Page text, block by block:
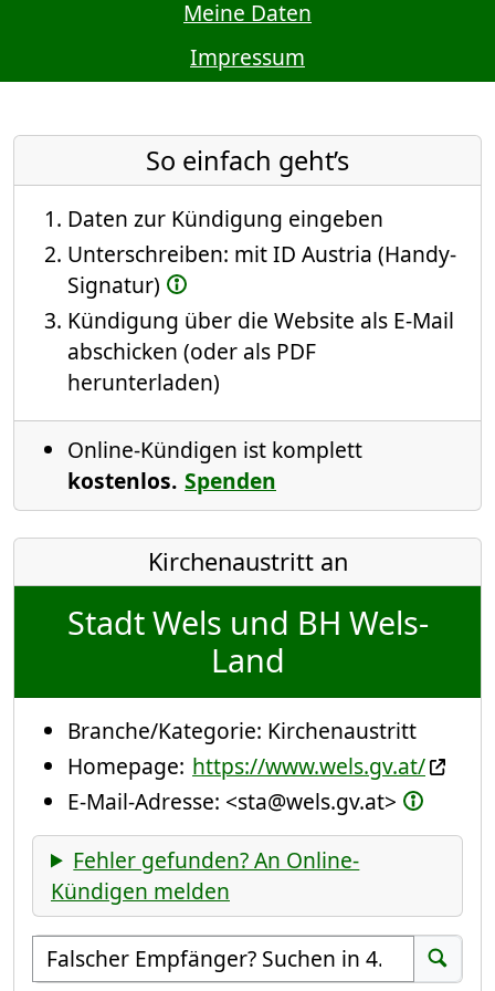
Meine Daten
Impressum
So einfach geht’s
Daten zur Kündigung eingeben
Unterschreiben: mit ID Austria (Handy-
Signatur)
Kündigung über die Website als E-Mail
abschicken (oder als PDF
herunterladen)
Online-Kündigen ist komplett
kostenlos. Spenden
Kirchenaustritt an
Stadt Wels und BH Wels-
Land
Branche/Kategorie: Kirchenaustritt
Homepage: https://www.wels.gv.at/
E-Mail-Adresse: <sta@wels.gv.at>
Fehler gefunden? An Online-
Kündigen melden
Empfänger suchen
Suchen